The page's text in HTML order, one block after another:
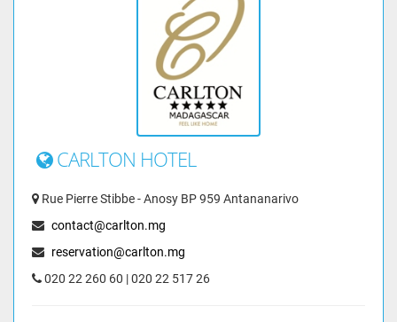
CARLTON HOTEL
Rue Pierre Stibbe - Anosy BP 959 Antananarivo
contact@carlton.mg
reservation@carlton.mg
020 22 260 60 | 020 22 517 26